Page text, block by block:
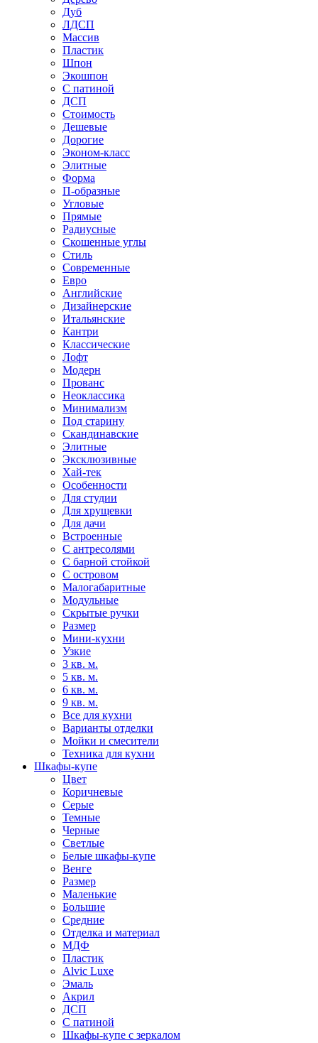
Дуб
ЛДСП
Массив
Пластик
Шпон
Экошпон
С патиной
ДСП
Стоимость
Дешевые
Дорогие
Эконом-класс
Элитные
Форма
П-образные
Угловые
Прямые
Радиусные
Скошенные углы
Стиль
Современные
Евро
Английские
Дизайнерские
Итальянские
Кантри
Классические
Лофт
Модерн
Прованс
Неоклассика
Минимализм
Под старину
Скандинавские
Элитные
Эксклюзивные
Хай-тек
Особенности
Для студии
Для хрущевки
Для дачи
Встроенные
С антресолями
С барной стойкой
С островом
Малогабаритные
Модульные
Скрытые ручки
Размер
Мини-кухни
Узкие
3 кв. м.
5 кв. м.
6 кв. м.
9 кв. м.
Все для кухни
Варианты отделки
Мойки и смесители
Техника для кухни
Шкафы-купе
Цвет
Коричневые
Серые
Темные
Черные
Светлые
Белые шкафы-купе
Венге
Размер
Маленькие
Большие
Средние
Отделка и материал
МДФ
Пластик
Alvic Luxe
Эмаль
Акрил
ДСП
С патиной
Шкафы-купе с зеркалом